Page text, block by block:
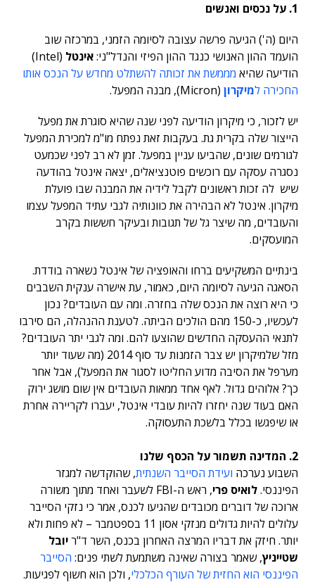
1. על נכסים ואנשים
היום (ה') הגיעה פרשה עצובה לסיומה הזמני, במרכזה שוב
הועמד ההון האנושי כנגד ההון הפיזי והנדל"ני:אינטל
(Intel)
הודיעה שהיא מממשת את זכותה להשתלט מחדש על הנכס אותו
החכירה למיקרון (Micron), מבנה המפעל.
יש לזכור, כי מיקרון הודיעה לפני שנה שהיא סוגרת את מפעל
הייצור שלה בקרית גת. בעקבות זאת נפתח מו"מ למכירת המפעל
לגורמים שונים, שהביעו עניין במפעל. זמן לא רב לפני שכמעט
נסגרה עסקה עם רוכשים פוטנציאלים, יצאה אינטל בהודעה
שיש לה זכות ראשונים לקבל לידיה את המבנה שבו פועלת
מיקרון. אינטל לא הבהירה את כוונותיה לגבי עתיד המפעל עצמו
והעובדים, מה שיצר גל של תגובות ובעיקר חששות בקרב
המועסקים.
בינתיים המשקיעים ברחו והאופציה של אינטל נשארה בודדת.
הסאגה הגיעה לסיומה היום, כאמור, עת אישרה ענקית השבבים
כי היא רוצה את הנכס שלה בחזרה. ומה עם העובדים? נכון
לעכשיו, כ-150 מהם הולכים הביתה. לטענת ההנהלה, הם סירבו
לתנאי ההעסקה החדשים שהוצעו להם. ומה לגבי יתר העובדים?
מזל שלמיקרון יש צבר הזמנות עד סוף 2014 (מה שעוד יותר
מערפל את הסיבה מדוע החליטו לסגור את המפעל), אבל אחר
כך? אלוהים גדול. לאף אחד ממאות העובדים אין שום מושג ירוק
האם בעוד שנה יחזרו להיות עובדי אינטל, יעברו לקריירה אחרת
או שיפגשו בכלל בלשכת התעסוקה.
2. המדינה תשמור על הכסף שלנו
השבוע נערכה ועידת הסייבר השנתית, שהוקדשה למגזר
הפיננסי.לואיס פרי
, ראש ה-FBI לשעבר ואחד מתוך משורה
ארוכה של דוברים מכובדים שהגיעו לכנס, אמר כי נזקי הסייבר
עלולים להיות גדולים מנזקי אסון 11 בספטמבר – לא פחות ולא
יותר. חיזק את דבריו המרצה האחרון בכנס, השר ד"ריובל
שטייניץ, שאמר בצורה שאינה משתמעת לשתי פנים: הסייבר
הפיננסי הוא החזית של העורף הכלכלי, ולכן הוא חשוף לפגיעות.